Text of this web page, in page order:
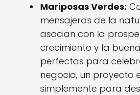
Mariposas Verdes:
mensajeras de la
asocian con la
crecimiento y la
perfectas para
negocio, un proyecto
simplemente para